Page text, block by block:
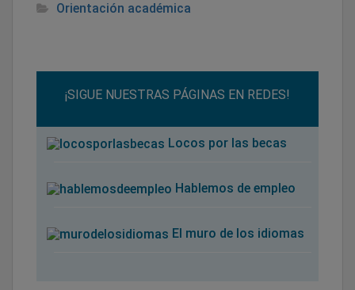
Orientación académica
¡SIGUE NUESTRAS PÁGINAS EN REDES!
Locos por las becas
Hablemos de empleo
El muro de los idiomas